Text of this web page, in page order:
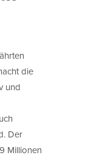
die
und
Der
Millionen